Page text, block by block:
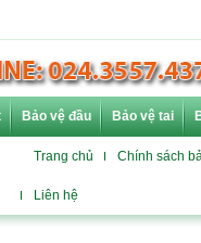
Bảo vệ đầu Bảo vệ tai
Trang chủ Chính sách
Liên hệ